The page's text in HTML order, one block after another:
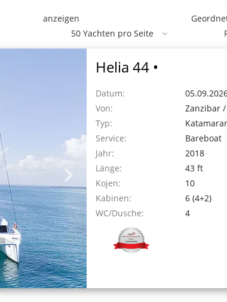
anzeigen
Helia 44 •
Datum:
Von:
Zanzibar
Typ:
Service:
Bareboat
Jahr:
2018
Länge:
43 ft
Kojen:
10
Kabinen:
6 (4+2)
WC/Dusche:
4